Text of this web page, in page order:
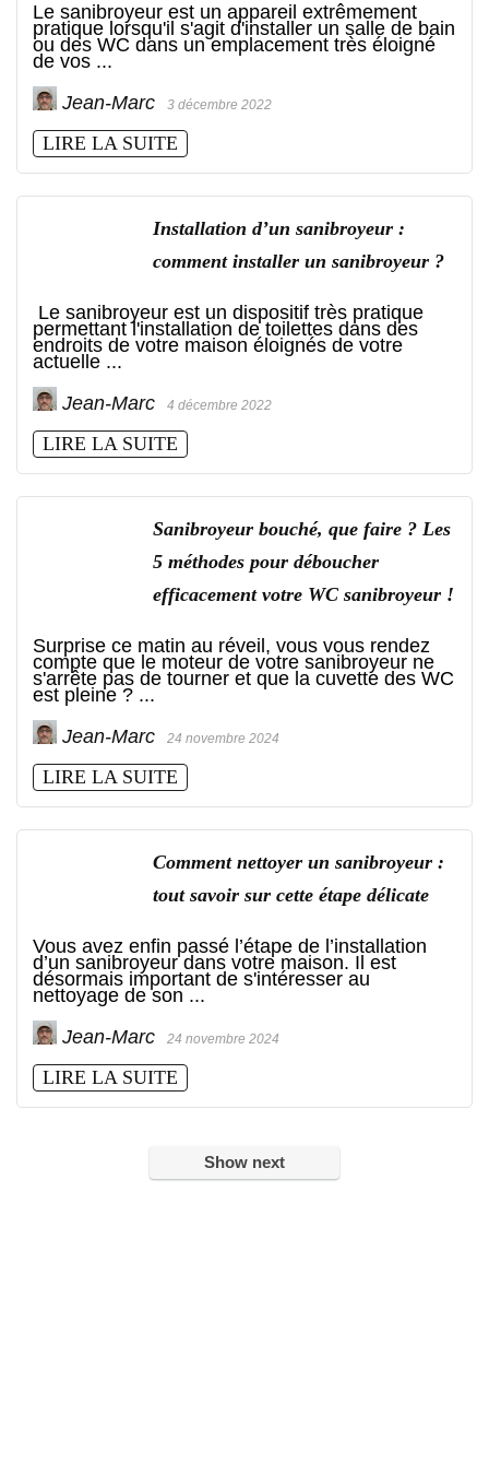
Le sanibroyeur est un appareil extrêmement
pratique lorsqu'il s'agit d'installer un salle de bain
ou des WC dans un emplacement très éloigné
de vos ...
Jean-Marc
3 décembre 2022
LIRE LA SUITE
Installation d’un sanibroyeur :
comment installer un sanibroyeur ?
Le sanibroyeur est un dispositif très pratique
permettant l'installation de toilettes dans des
endroits de votre maison éloignés de votre
actuelle ...
Jean-Marc
4 décembre 2022
LIRE LA SUITE
Sanibroyeur bouché, que faire ? Les
5 méthodes pour déboucher
efficacement votre WC sanibroyeur !
Surprise ce matin au réveil, vous vous rendez
compte que le moteur de votre sanibroyeur ne
s'arrête pas de tourner et que la cuvette des WC
est pleine ? ...
Jean-Marc
24 novembre 2024
LIRE LA SUITE
Comment nettoyer un sanibroyeur :
tout savoir sur cette étape délicate
Vous avez enfin passé l’étape de l’installation
d’un sanibroyeur dans votre maison. Il est
désormais important de s'intéresser au
nettoyage de son ...
Jean-Marc
24 novembre 2024
LIRE LA SUITE
Show next